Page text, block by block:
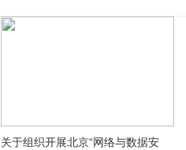
关于组织开展北京“网络与数据安